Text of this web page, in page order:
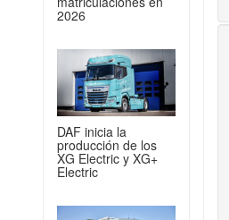
2026
DAF inicia la
producción de los
XG Electric y XG+
Electric